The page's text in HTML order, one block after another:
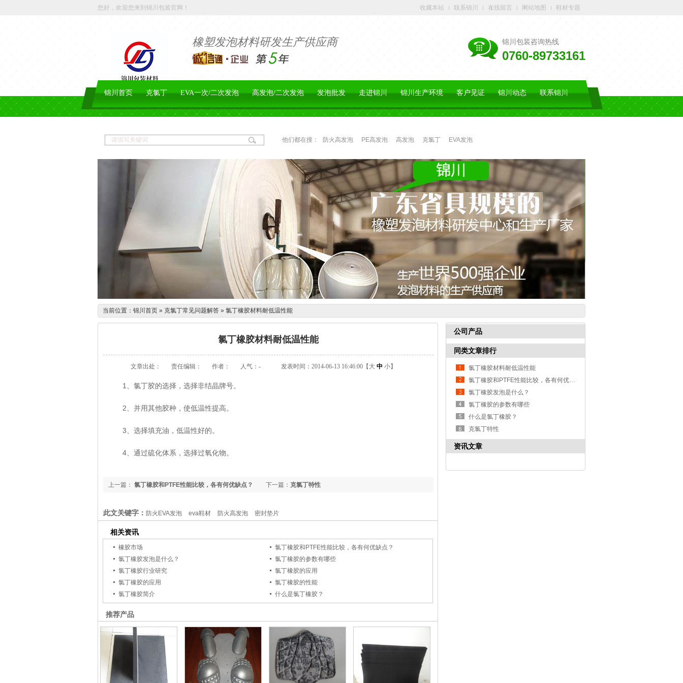
您好，欢迎您来到锦川包装官网！ 收藏本站 联系锦川 在线留言 网站地图 鞋材专题
橡塑发泡材料研发生产供应商 锦川包装咨询热线
0760-89733161
锦川首页 克氯丁 EVA一次/二次发泡 高发泡/二次发泡 发泡批发 走进锦川 锦川生产环境 客户见证 锦川动态 联系锦川
他们都在搜： 防火高发泡 PE高发泡 高发泡 克氯丁 EVA发泡
当前位置： 锦川首页 » 克氯丁常见问题解答 » 氯丁橡胶材料耐低温性能
氯丁橡胶材料耐低温性能
文章出处： 责任编辑： 作者： 人气： - 发表时间：2014-06-13 16:46:00【 大 中 小】
1、氯丁胶的选择，选择非结晶牌号。
2、并用其他胶种，使低温性提高。
3、选择填充油，低温性好的。
4、通过硫化体系，选择过氧化物。
下一篇： 克氯丁特性
上一篇： 氯丁橡胶和PTFE性能比较，各有何优缺点？
此文关键字： 防火EVA发泡 eva鞋材 防火高发泡 密封垫片
相关资讯
橡胶市场
氯丁橡胶和PTFE性能比较，各有何优缺点？
氯丁橡胶发泡是什么？
氯丁橡胶的参数有哪些
氯丁橡胶行业研究
氯丁橡胶的应用
氯丁橡胶的应用
氯丁橡胶的性能
氯丁橡胶简介
什么是氯丁橡胶？
推荐产品
公司产品
同类文章排行
氯丁橡胶材料耐低温性能
氯丁橡胶和PTFE性能比较，各有何优缺点？
氯丁橡胶发泡是什么？
氯丁橡胶的参数有哪些
什么是氯丁橡胶？
克氯丁特性
资讯文章